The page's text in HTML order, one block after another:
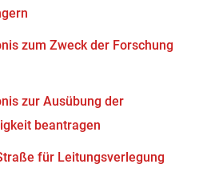
zum Zweck der Forschung
zur Ausübung der
beantragen
für Leitungsverlegung